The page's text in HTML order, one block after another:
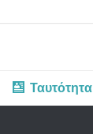
Ταυτότητα